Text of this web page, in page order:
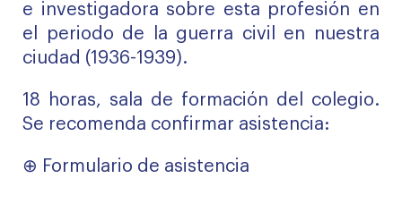
e investigadora sobre esta profesión en
el periodo de la guerra civil en nuestra
ciudad (1936-1939).
18 horas, sala de formación del colegio.
Se recomenda confirmar asistencia:
⊕ Formulario de asistencia